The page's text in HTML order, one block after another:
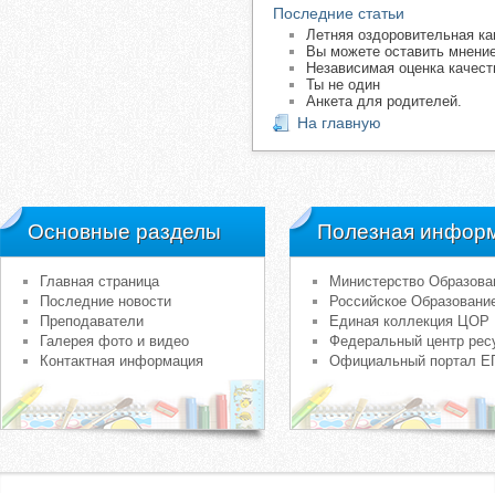
Последние статьи
Летняя оздоровительная
Вы можете оставить
Независимая оценка
Ты не один
Анкета для родителей.
На главную
Основные разделы
Главная страница
Последние новости
Преподаватели
Галерея фото и видео
Контактная информация
Полезная
Министерство
Российское
Единая коллекция ЦОР
Федеральный центр
Официальный портал